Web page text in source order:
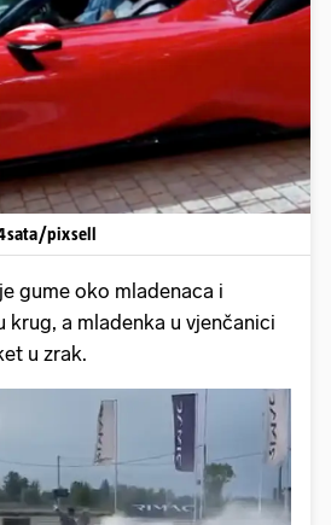
Pokretanje videa...
pixsell
gume oko mladenaca i
krug, a mladenka u vjenčanici
u zrak.